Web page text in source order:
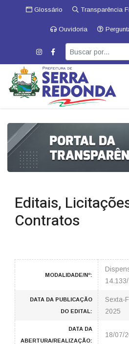
Glossário Transparência
Ouvidoria
Editais,
Contratos
MODALIDADE/Nº:
DATA DA PUBLICAÇÃO
DO EDITAL:
Sexta-
2025
DATA DA
ABERTURA/REALIZAÇÃO:
18/07/